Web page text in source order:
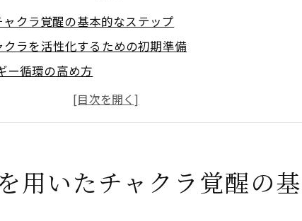
クラ覚醒の基本的なステップ
ラを活性化するための初期準備
ー循環の高め方
チャクラを開くためのテクニック
ーエネルギーを安全に高める方法
用いたチャクラ覚醒の